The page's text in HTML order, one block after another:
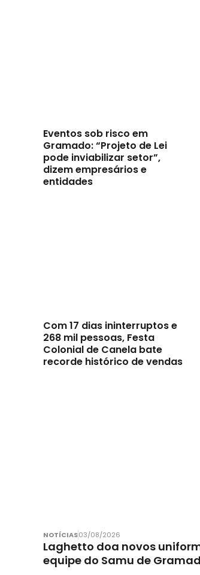
Eventos sob risco em
Gramado: “Projeto de Lei
pode inviabilizar setor”,
dizem empresários e
entidades
Com 17 dias ininterruptos e
268 mil pessoas, Festa
Colonial de Canela bate
recorde histórico de vendas
NOTÍCIAS03/08/2026
Laghetto doa novos
equipe do Samu de